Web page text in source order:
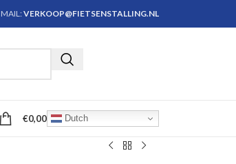
MAIL:VERKOOP@FIETSENSTALLING.NL
Krijg persoonlijk advies
€0,00 Dutch